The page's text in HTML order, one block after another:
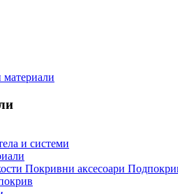
и системи
Покривни аксесоари